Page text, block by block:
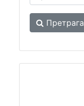
Претрага